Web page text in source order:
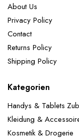
About Us
Privacy Policy
Contact
Returns Policy
Shipping Policy
Kategorien
Handys & Tablets
Kleidung &
Kosmetik & Drogerie